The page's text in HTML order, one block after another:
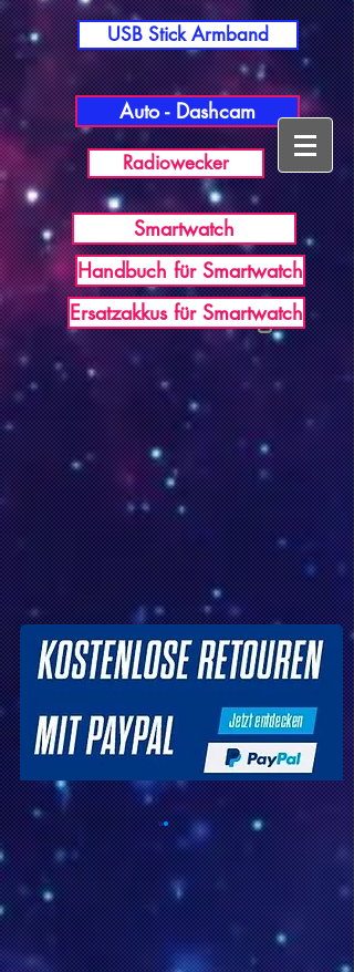
USB Germany
USB Stick Armband
Auto - Dashcam
Radiowecker
Smartwatch
Handbuch für Smartwatch
Ersatzakkus für Smartwatch